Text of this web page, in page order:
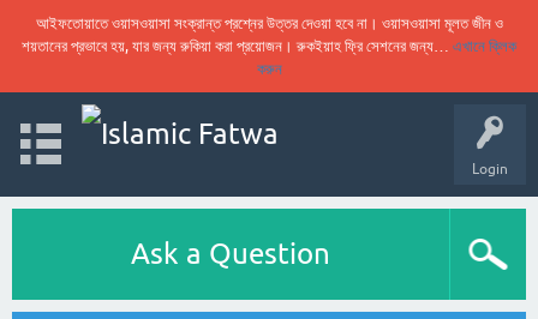
আইফতোয়াতে ওয়াসওয়াসা সংক্রান্ত প্রশ্নের উত্তর দেওয়া হবে না। ওয়াসওয়াসা মূলত জীন ও
শয়তানের প্রভাবে হয়, যার জন্য রুকিয়া করা প্রয়োজন। রুকইয়াহ ফ্রি সেশনের জন্য… এখানে ক্লিক
করুন
Login
Ask a Question